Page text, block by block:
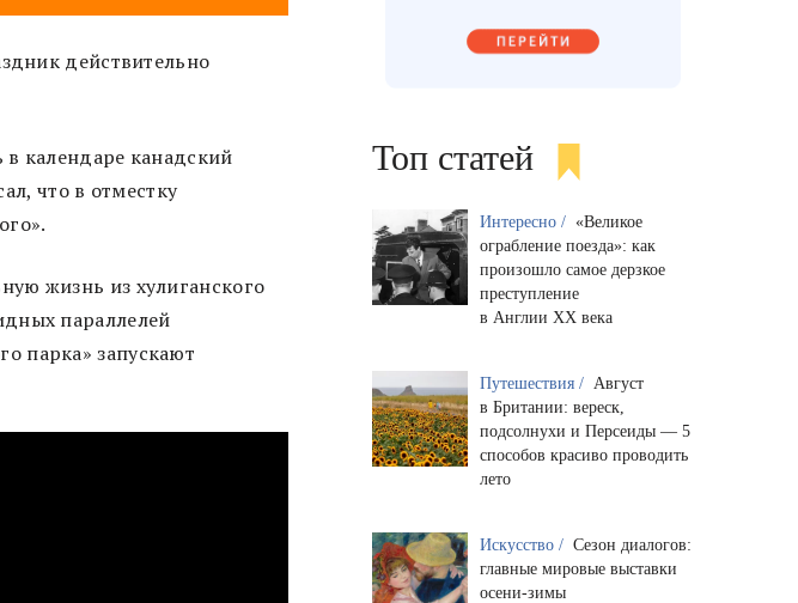
действительно
календаре канадский
что в отместку
жизнь из хулиганского
параллелей
парка» запускают
Топ статей
Интересно / «Великое
ограбление поезда»: как
произошло самое дерзкое
преступление
в Англии XX века
Путешествия / Август
в Британии: вереск,
подсолнухи и Персеиды — 5
способов красиво проводить
лето
Искусство / Сезон диалогов:
главные мировые выставки
осени-зимы